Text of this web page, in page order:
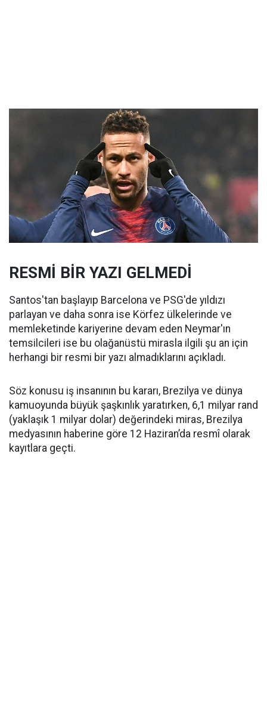
RESMİ BİR YAZI GELMEDİ
Santos'tan başlayıp Barcelona ve PSG'de yıldızı
parlayan ve daha sonra ise Körfez ülkelerinde ve
memleketinde kariyerine devam eden Neymar'ın
temsilcileri ise bu olağanüstü mirasla ilgili şu an için
herhangi bir resmi bir yazı almadıklarını açıkladı.
Söz konusu iş insanının bu kararı, Brezilya ve dünya
kamuoyunda büyük şaşkınlık yaratırken, 6,1 milyar rand
(yaklaşık 1 milyar dolar) değerindeki miras, Brezilya
medyasının haberine göre 12 Haziran’da resmî olarak
kayıtlara geçti.